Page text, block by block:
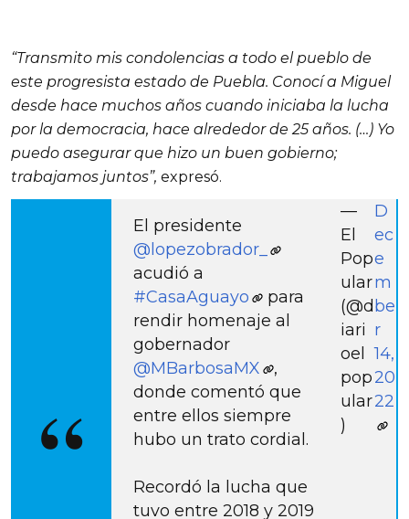
“Transmito mis condolencias a todo el pueblo de
este progresista estado de Puebla. Conocí a Miguel
desde hace muchos años cuando iniciaba la lucha
por la democracia, hace alrededor de 25 años. (…) Yo
puedo asegurar que hizo un buen gobierno;
trabajamos juntos”, expresó.
El presidente
@lopezobrador_
acudió a
#CasaAguayo
para
rendir homenaje al
gobernador
@MBarbosaMX
,
donde comentó que
entre ellos siempre
hubo un trato cordial.
Recordó la lucha que
tuvo entre 2018 y 2019
—
El
Pop
ular
(@d
iari
oel
pop
ular
)
D
ec
e
m
be
r
14,
20
22